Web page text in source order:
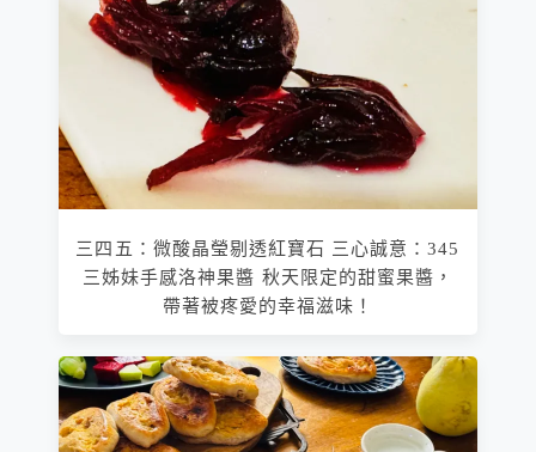
三四五：微酸晶瑩剔透紅寶石 三心誠意：345
三姊妹手感洛神果醬 秋天限定的甜蜜果醬，
帶著被疼愛的幸福滋味！